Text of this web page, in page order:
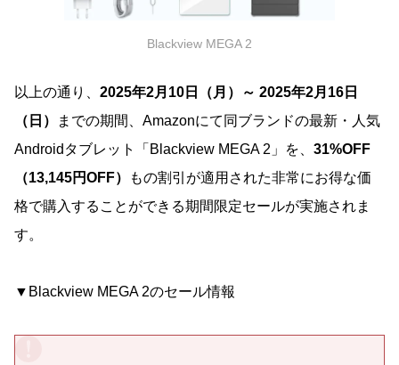
Blackview MEGA 2
以上の通り、 2025年2月10日（月）～ 2025年2月16日
（日）
までの期間、Amazonにて同ブランドの最新・人気
Androidタブレット「Blackview MEGA 2」を、 31%OFF
（13,145円OFF）
もの割引が適用された非常にお得な価
格で購入することができる期間限定セールが実施されま
す。
▼Blackview MEGA 2のセール情報